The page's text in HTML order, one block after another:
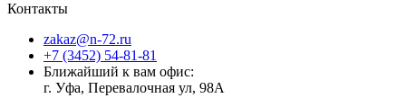
Контакты
zakaz@n-72.ru
+7 (3452) 54-81-81
Ближайший к вам офис:
г. Уфа, Перевалочная ул, 98А